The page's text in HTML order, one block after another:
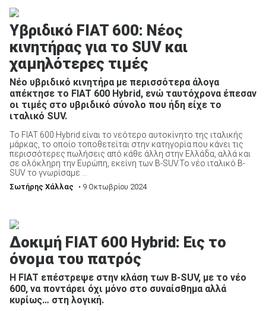
Επιχειρήσεις
Υβριδικό FIAT 600: Νέος
κινητήρας για το SUV και
χαμηλότερες τιμές
Νέο υβριδικό κινητήρα με περισσότερα άλογα
απέκτησε το FIAT 600 Hybrid, ενώ ταυτόχρονα έπεσαν
οι τιμές στο υβριδικό σύνολο που ήδη είχε το
ιταλικό SUV.
Το FIAT 600 Hybrid είναι το νεότερο αυτοκίνητο της ιταλικής
μάρκας, το οποίο τοποθετείται στην κατηγορία που κάνει τις
περισσότερες πωλήσεις από κάθε άλλη στην Ελλάδα, αλλά και
σε ολόκληρη την Ευρώπη, εκείνη των B-SUV.Το νέο ιταλικό B-
SUV το γνωρίσαμε ...
Σωτήρης Χάλλας • 9 Οκτωβρίου 2024
Δοκιμή FIAT 600 Hybrid: Εις το
όνομα του πατρός
H FIAT επέστρεψε στην κλάση των B-SUV, με το νέο
600, να ποντάρει όχι μόνο στο συναίσθημα αλλά
κυρίως… στη λογική.